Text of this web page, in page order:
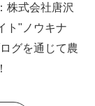
株式会社唐沢
ト"ノウキナ
グを通じて農